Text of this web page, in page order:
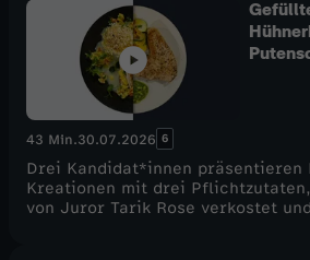
43 Min.30.07.2026 6
Drei Kandidat*innen präsentieren
Kreationen mit drei
von Juror Tarik Rose verkostet